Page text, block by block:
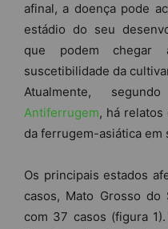
afinal, a doença pode
estádio do seu
que podem chegar
suscetibilidade da
Atualmente,
Antiferrugem, há relatos
da ferrugem-asiática em
Os principais estados
casos, Mato Grosso
com 37 casos (figura